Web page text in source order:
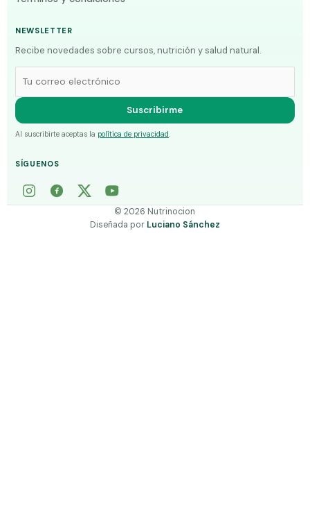
NEWSLETTER
Recibe novedades sobre cursos, nutrición y salud natural.
Suscribirme
Al suscribirte aceptas la política de privacidad.
SÍGUENOS
©2026 Nutrinocion
Diseñada por Luciano Sánchez